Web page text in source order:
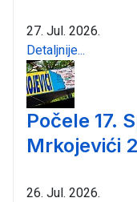
27. Jul. 2026.
Detaljnije...
Počele 17.
Mrkojevići
26. Jul. 2026.